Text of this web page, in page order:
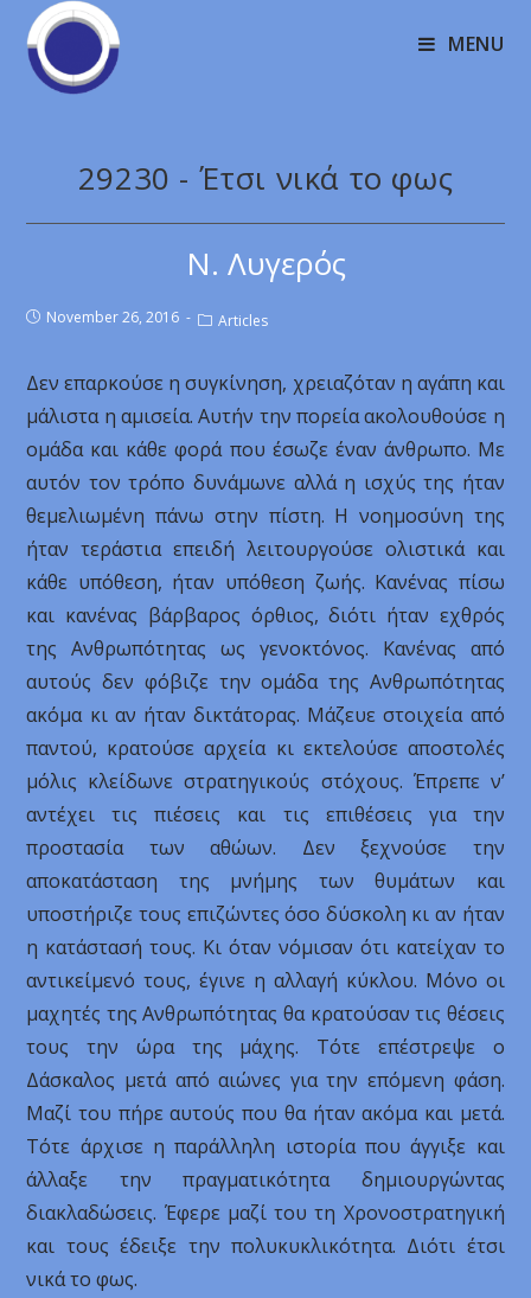
MENU
29230 - Έτσι νικά το φως
Ν. Λυγερός
November 26, 2016 Articles
Δεν επαρκούσε η συγκίνηση, χρειαζόταν η αγάπη και
μάλιστα η αμισεία. Αυτήν την πορεία ακολουθούσε η
ομάδα και κάθε φορά που έσωζε έναν άνθρωπο. Με
αυτόν τον τρόπο δυνάμωνε αλλά η ισχύς της ήταν
θεμελιωμένη πάνω στην πίστη. Η νοημοσύνη της
ήταν τεράστια επειδή λειτουργούσε ολιστικά και
κάθε υπόθεση, ήταν υπόθεση ζωής. Κανένας πίσω
και κανένας βάρβαρος όρθιος, διότι ήταν εχθρός
της Ανθρωπότητας ως γενοκτόνος. Κανένας από
αυτούς δεν φόβιζε την ομάδα της Ανθρωπότητας
ακόμα κι αν ήταν δικτάτορας. Μάζευε στοιχεία από
παντού, κρατούσε αρχεία κι εκτελούσε αποστολές
μόλις κλείδωνε στρατηγικούς στόχους. Έπρεπε ν’
αντέχει τις πιέσεις και τις επιθέσεις για την
προστασία των αθώων. Δεν ξεχνούσε την
αποκατάσταση της μνήμης των θυμάτων και
υποστήριζε τους επιζώντες όσο δύσκολη κι αν ήταν
η κατάστασή τους. Κι όταν νόμισαν ότι κατείχαν το
αντικείμενό τους, έγινε η αλλαγή κύκλου. Μόνο οι
μαχητές της Ανθρωπότητας θα κρατούσαν τις θέσεις
τους την ώρα της μάχης. Τότε επέστρεψε ο
Δάσκαλος μετά από αιώνες για την επόμενη φάση.
Μαζί του πήρε αυτούς που θα ήταν ακόμα και μετά.
Τότε άρχισε η παράλληλη ιστορία που άγγιξε και
άλλαξε την πραγματικότητα δημιουργώντας
διακλαδώσεις. Έφερε μαζί του τη Χρονοστρατηγική
και τους έδειξε την πολυκυκλικότητα. Διότι έτσι
νικά το φως.